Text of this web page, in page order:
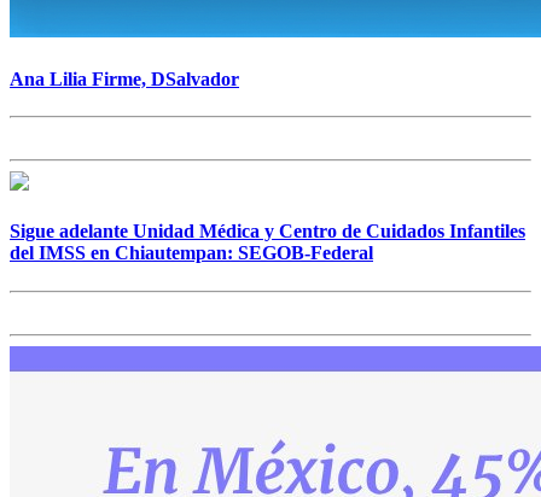
Ana Lilia Firme, DSalvador
Sigue adelante Unidad Médica y Centro de Cuidados Infantiles
del IMSS en Chiautempan: SEGOB-Federal